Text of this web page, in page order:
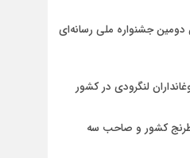
دومین جشنواره ملی رسانه‌ای
لنگرودی در کشور
کشور و صاحب سه